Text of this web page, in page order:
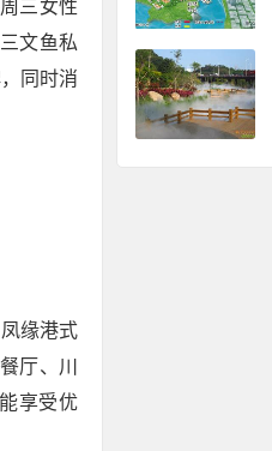
三女性
文鱼私
同时消
缘港式
厅、川
享受优